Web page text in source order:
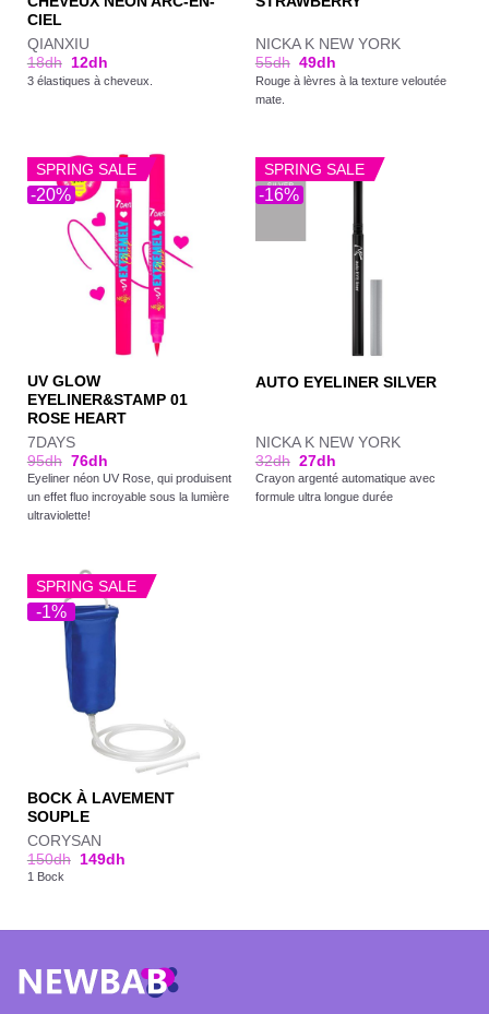
CIEL
QIANXIU
18dh 12dh
3 élastiques à cheveux.
NICKA K NEW YORK
55dh 49dh
Rouge à lèvres à la texture veloutée
mate.
-20%
SPRING SALE
UV GLOW
EYELINER&STAMP 01
ROSE HEART
7DAYS
95dh 76dh
Eyeliner néon UV Rose, qui produisent
un effet fluo incroyable sous la lumière
ultraviolette!
-16%
SPRING SALE
AUTO EYELINER SILVER
NICKA K NEW YORK
32dh 27dh
Crayon argenté automatique avec
formule ultra longue durée
-1%
SPRING SALE
BOCK À LAVEMENT
SOUPLE
CORYSAN
150dh 149dh
1 Bock